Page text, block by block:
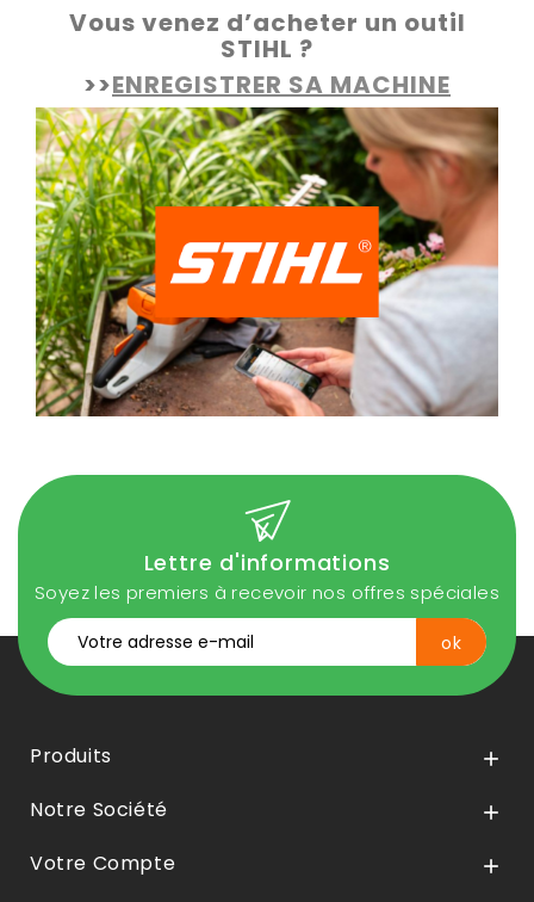
Vous venez d’acheter un outil
STIHL ?
>>ENREGISTRER SA MACHINE
Lettre d'informations
Soyez les premiers à recevoir nos offres spéciales
Produits 
Notre Société 
Votre Compte 